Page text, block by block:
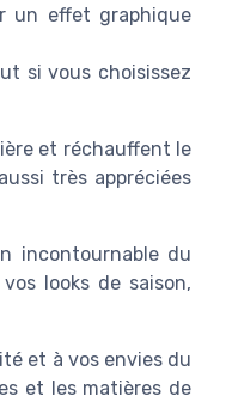
un effet graphique
si vous choisissez
et réchauffent le
très appréciées
incontournable du
looks de saison,
et à vos envies du
et les matières de